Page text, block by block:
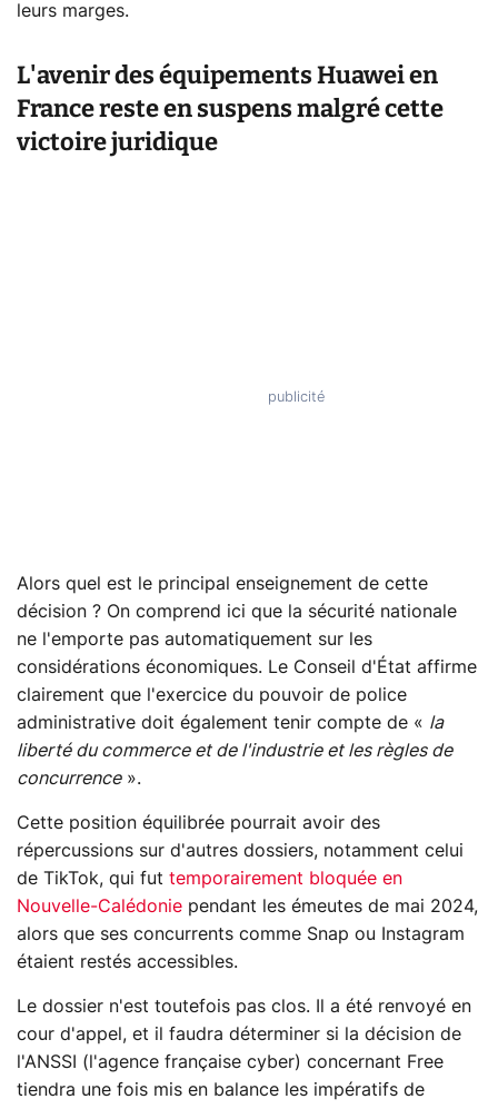
leurs marges.
L'avenir des équipements Huawei en
France reste en suspens malgré cette
victoire juridique
Alors quel est le principal enseignement de cette
décision ? On comprend ici que la sécurité nationale
ne l'emporte pas automatiquement sur les
considérations économiques. Le Conseil d'État affirme
clairement que l'exercice du pouvoir de police
administrative doit également tenir compte de « la
liberté du commerce et de l'industrie et les règles de
concurrence».
Cette position équilibrée pourrait avoir des
répercussions sur d'autres dossiers, notamment celui
de TikTok, qui fut temporairement bloquée en
Nouvelle-Calédonie pendant les émeutes de mai 2024,
alors que ses concurrents comme Snap ou Instagram
étaient restés accessibles.
Le dossier n'est toutefois pas clos. Il a été renvoyé en
cour d'appel, et il faudra déterminer si la décision de
l'ANSSI (l'agence française cyber) concernant Free
tiendra une fois mis en balance les impératifs de